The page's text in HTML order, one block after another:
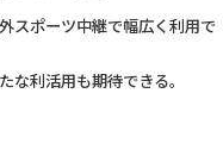
スポーツ中継で幅広く利用で
な利活用も期待できる。